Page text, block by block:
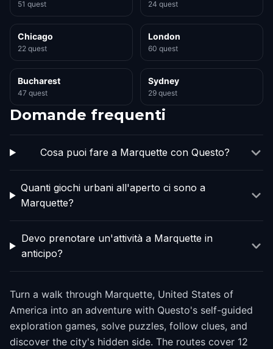
51 quest 24 quest
Chicago
22 quest
London
60 quest
Bucharest
47 quest
Sydney
29 quest
Domande frequenti
Cosa puoi fare a Marquette con Questo?
Quanti giochi urbani all'aperto ci sono a
Marquette?
Devo prenotare un'attività a Marquette in
anticipo?
Turn a walk through Marquette, United States of
America into an adventure with Questo's self-guided
exploration games, solve puzzles, follow clues, and
discover the city's hidden side. The routes cover 12